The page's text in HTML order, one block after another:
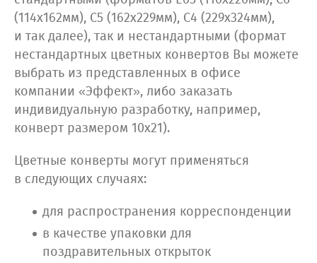
(114x162мм), С5 (162x229мм), С4 (229x324мм),
и так далее), так и нестандартными (формат
нестандартных цветных конвертов Вы можете
выбрать из представленных в офисе
компании «Эффект», либо заказать
индивидуальную разработку, например,
конверт размером 10x21).
Цветные конверты могут применяться
в следующих случаях:
для распространения корреспонденции
в качестве упаковки для
поздравительных открыток